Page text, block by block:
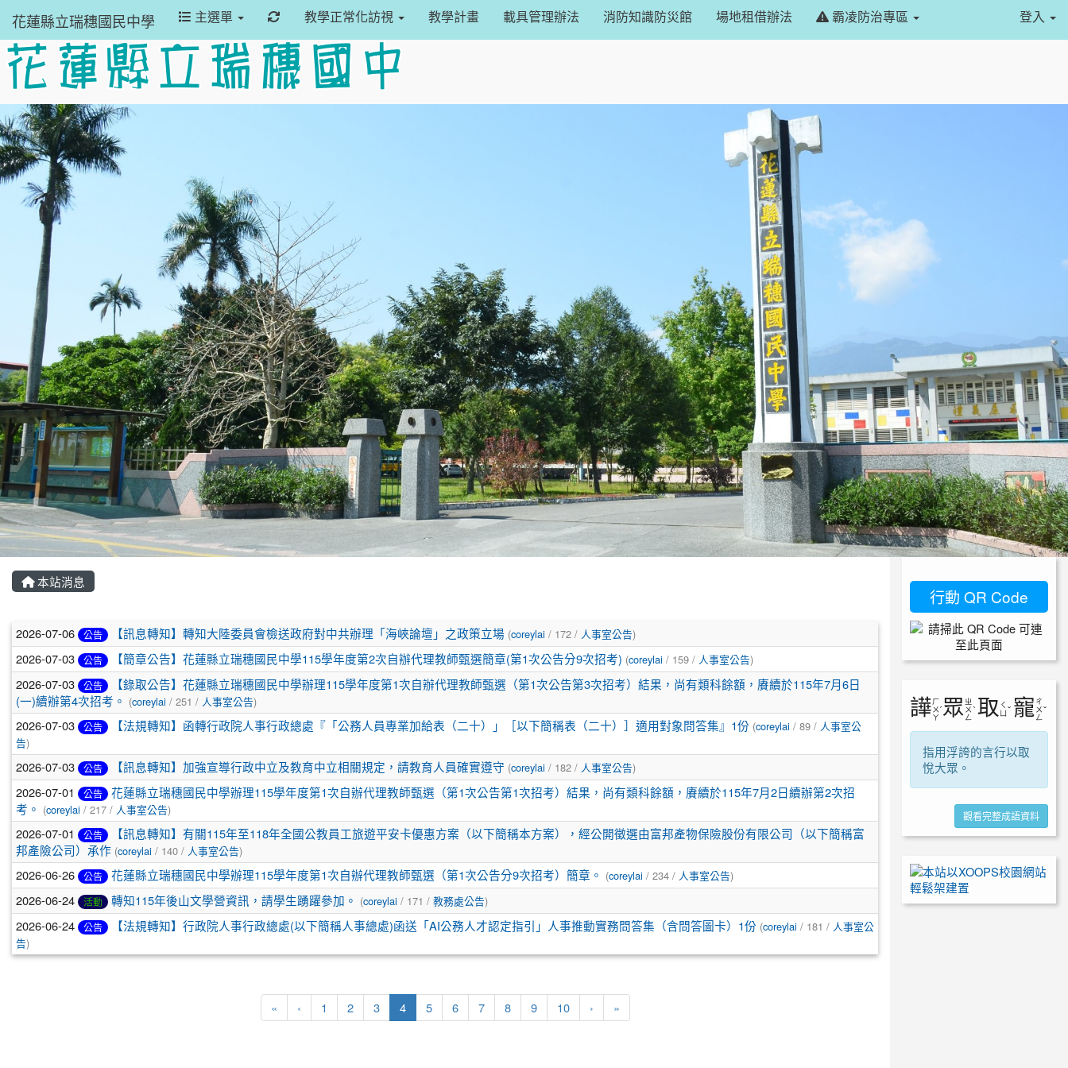
花蓮縣立瑞穗國民中學 主選單 重新取得佈景設定
教學正常化訪視 教學計畫 載具管理辦法 消防知識防災館 場地租借辦法 霸凌防治專區 登入
本站消息
文章列表
2026-07-06 公告 【訊息轉知】轉知大陸委員會檢送政府對中共辦理「海峽論壇」之政策立場 (coreylai / 172 / 人事室公告)
2026-07-03 公告 【簡章公告】花蓮縣立瑞穗國民中學115學年度第2次自辦代理教師甄選簡章(第1次公告分9次招考) (coreylai / 159 / 人事室公告)
2026-07-03 公告
【錄取公告】花蓮縣立瑞穗國民中學辦理115學年度第1次自辦代理教師甄選（第1次公告第3次招考）結果，尚有類科餘額，賡續於115年7月6日
(一)續辦第4次招考。 (coreylai / 251 / 人事室公告)
2026-07-03 公告 【法規轉知】函轉行政院人事行政總處『「公務人員專業加給表（二十）」［以下簡稱表（二十）］適用對象問答集』1份 (coreylai / 89 / 人事室公
告)
2026-07-03 公告 【訊息轉知】加強宣導行政中立及教育中立相關規定，請教育人員確實遵守 (coreylai / 182 / 人事室公告)
2026-07-01 公告
花蓮縣立瑞穗國民中學辦理115學年度第1次自辦代理教師甄選（第1次公告第1次招考）結果，尚有類科餘額，賡續於115年7月2日續辦第2次招
考。 (coreylai / 217 / 人事室公告)
2026-07-01 公告
【訊息轉知】有關115年至118年全國公教員工旅遊平安卡優惠方案（以下簡稱本方案），經公開徵選由富邦產物保險股份有限公司（以下簡稱富
邦產險公司）承作 (coreylai / 140 / 人事室公告)
2026-06-26 公告 花蓮縣立瑞穗國民中學辦理115學年度第1次自辦代理教師甄選（第1次公告分9次招考）簡章。 (coreylai / 234 / 人事室公告)
2026-06-24 活動 轉知115年後山文學營資訊，請學生踴躍參加。 (coreylai / 171 / 教務處公告)
2026-06-24 公告 【法規轉知】行政院人事行政總處(以下簡稱人事總處)函送「AI公務人才認定指引」人事推動實務問答集（含問答圖卡）1份 (coreylai / 181 / 人事室公
告)
«第一頁
‹上一頁
1 2 3 4(目前頁次)
5 6 7 8 9 10 ›下一頁
»最後頁
行動 QR Code
譁 ㄏ
ㄨ
ㄚ
ˊ眾 ㄓ
ㄨ
ㄥ
ˋ 取 ㄑ
ˇ 寵 ㄔ
ㄨ
ㄥ
ˇ
指用浮誇的言行以取
悅大眾。
觀看完整成語資料